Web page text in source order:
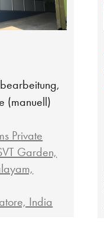
(manuell)
Private
Garden,
India